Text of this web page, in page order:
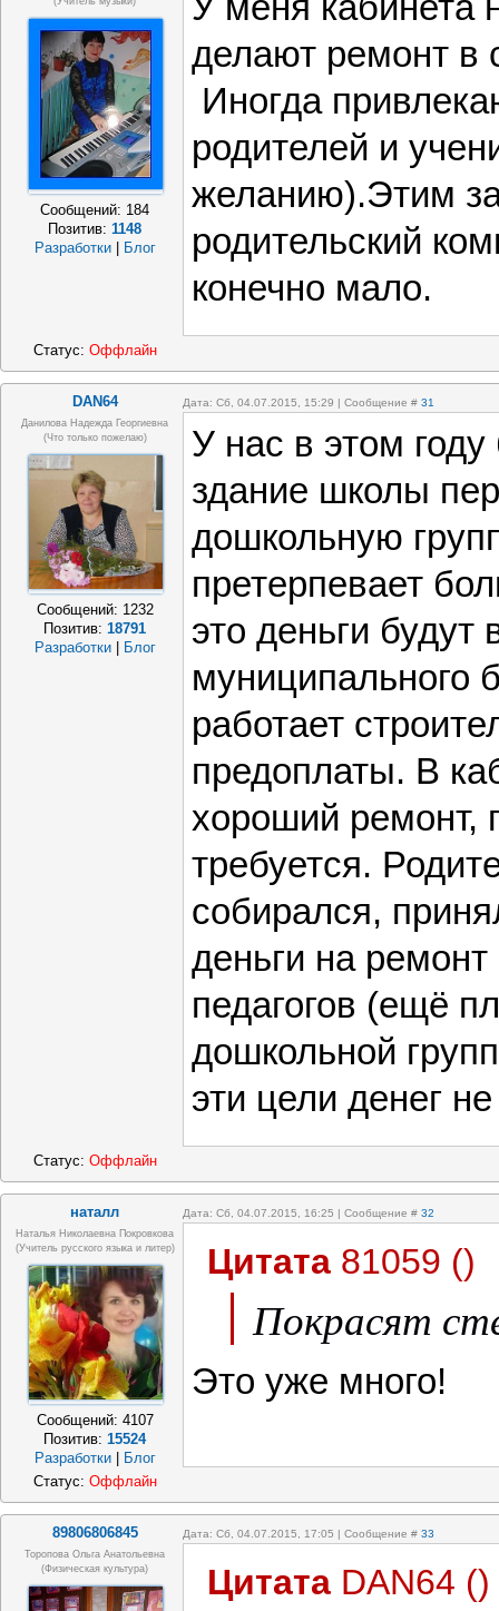
Сообщений: 184
Позитив:1148
Разработки | Блог
делают ремонт в
Иногда
родителей и
желанию).Этим
родительский
конечно мало.
Статус: Оффлайн
DAN64 Дата: Сб, 04.07.2015, 15:29 | Сообщение # 31
Данилова Надежда Георгиевна
(что только пожелаю)
Сообщений: 1232
Позитив:18791
Разработки
Блог
У нас в этом
здание школы
дошкольную
претерпевает
это деньги
муниципального
работает
предоплаты. В
хороший ремонт,
требуется.
собирался,
деньги на
педагогов (ещё
дошкольной
эти цели денег
Статус: Оффлайн
наталл Дата: Сб, 04.07.2015, 16:25 | Сообщение # 32
Наталья Николаевна Покровкова
(учитель русского языка и литер)
Сообщений: 4107
Позитив:15524
Разработки
Блог
Цитата 81059 ()
Покрасят
Это уже много!
Статус: Оффлайн
89806806845 Дата: Сб, 04.07.2015, 17:05 | Сообщение # 33
Торопова Ольга Анатольевна
(физическая культура)
Цитата DAN64 ()